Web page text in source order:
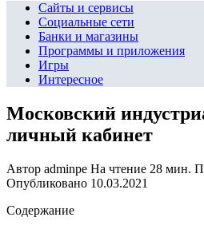
Сайты и сервисы
Социальные сети
Банки и магазины
Программы и приложения
Игры
Интересное
Московский
личный кабинет
Автор adminpe На чтение 28 мин.
Опубликовано 10.03.2021
Содержание